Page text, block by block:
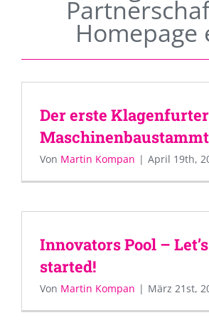
Homepage
Der erste Klagenfurter
Von Martin Kompan | April 19th,
Innovators Pool –
started!
Von Martin Kompan | März 21st,